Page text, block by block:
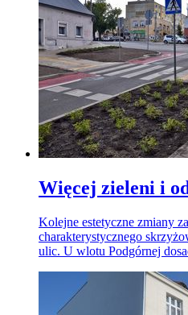
Więcej zieleni i
Kolejne estetyczne zmiany
charakterystycznego
ulic. U wlotu Podgórnej